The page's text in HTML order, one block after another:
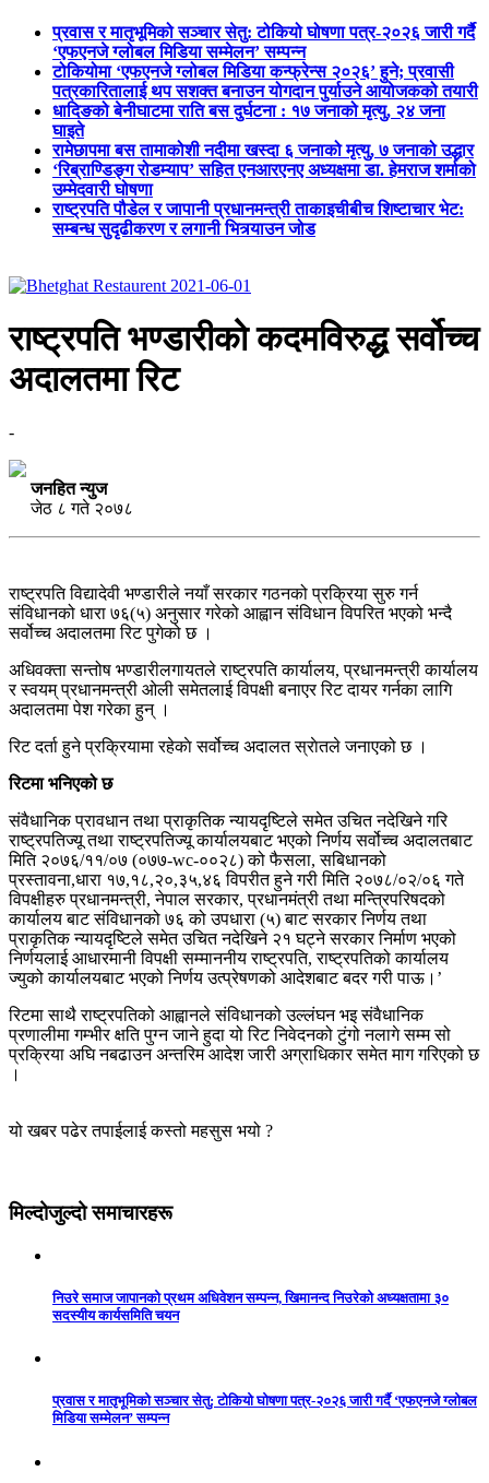
प्रवास र मातृभूमिको सञ्चार सेतु: टोकियो घोषणा पत्र-२०२६ जारी गर्दै
‘एफएनजे ग्लोबल मिडिया सम्मेलन’ सम्पन्न
टोकियोमा ‘एफएनजे ग्लोबल मिडिया कन्फ्रेन्स २०२६’ हुने; प्रवासी
पत्रकारितालाई थप सशक्त बनाउन योगदान पुर्याउने आयोजकको तयारी
धादिङको बेनीघाटमा राति बस दुर्घटना : १७ जनाको मृत्यु, २४ जना
घाइते
रामेछापमा बस तामाकोशी नदीमा खस्दा ६ जनाको मृत्यु, ७ जनाको उद्धार
‘रिब्राण्डिङ्ग रोडम्याप’ सहित एनआरएनए अध्यक्षमा डा. हेमराज शर्माको
उम्मेदवारी घोषणा
राष्ट्रपति पौडेल र जापानी प्रधानमन्त्री ताकाइचीबीच शिष्टाचार भेट:
सम्बन्ध सुदृढीकरण र लगानी भित्र्याउन जोड
राष्ट्रपति भण्डारीको कदमविरुद्ध सर्वोच्च
अदालतमा रिट
-
जनहित न्युज
जेठ ८ गते २०७८
राष्ट्रपति विद्यादेवी भण्डारीले नयाँ सरकार गठनको प्रक्रिया सुरु गर्न
संविधानको धारा ७६(५) अनुसार गरेको आह्वान संविधान विपरित भएको भन्दै
सर्वोच्च अदालतमा रिट पुगेको छ ।
अधिवक्ता सन्तोष भण्डारीलगायतले राष्ट्रपति कार्यालय, प्रधानमन्त्री कार्यालय
र स्वयम् प्रधानमन्त्री ओली समेतलाई विपक्षी बनाएर रिट दायर गर्नका लागि
अदालतमा पेश गरेका हुन् ।
रिट दर्ता हुने प्रक्रियामा रहेकाे सर्वोच्च अदालत स्राेतले जनाएको छ ।
रिटमा भनिएको छ
संवैधानिक प्रावधान तथा प्राकृतिक न्यायदृष्टिले समेत उचित नदेखिने गरि
राष्ट्रपतिज्यू तथा राष्ट्रपतिज्यू कार्यालयबाट भएको निर्णय सर्वोच्च अदालतबाट
मिति २०७६/११/०७ (०७७-wc-००२८) को फैसला, सबिधानको
प्रस्तावना,धारा १७,१८,२०,३५,४६ विपरीत हुने गरी मिति २०७८/०२/०६ गते
विपक्षीहरु प्रधानमन्त्री, नेपाल सरकार, प्रधानमंत्री तथा मन्त्रिपरिषदको
कार्यालय बाट संविधानको ७६ को उपधारा (५) बाट सरकार निर्णय तथा
प्राकृतिक न्यायदृष्टिले समेत उचित नदेखिने २१ घट्ने सरकार निर्माण भएको
निर्णयलाई आधारमानी विपक्षी सम्माननीय राष्ट्रपति, राष्ट्रपतिको कार्यालय
ज्युको कार्यालयबाट भएको निर्णय उत्प्रेषणको आदेशबाट बदर गरी पाऊ।’
रिटमा साथै राष्ट्रपतिको आह्वानले संविधानको उल्लंघन भइ संवैधानिक
प्रणालीमा गम्भीर क्षति पुग्न जाने हुदा यो रिट निवेदनको टुंगो नलागे सम्म सो
प्रक्रिया अघि नबढाउन अन्तरिम आदेश जारी अग्राधिकार समेत माग गरिएको छ
।
यो खबर पढेर तपाईलाई कस्तो महसुस भयो ?
मिल्दोजुल्दो समाचारहरू
निउरे समाज जापानको प्रथम अधिवेशन सम्पन्न, खिमानन्द निउरेको अध्यक्षतामा ३०
सदस्यीय कार्यसमिति चयन
प्रवास र मातृभूमिको सञ्चार सेतु: टोकियो घोषणा पत्र-२०२६ जारी गर्दै ‘एफएनजे ग्लोबल
मिडिया सम्मेलन’ सम्पन्न